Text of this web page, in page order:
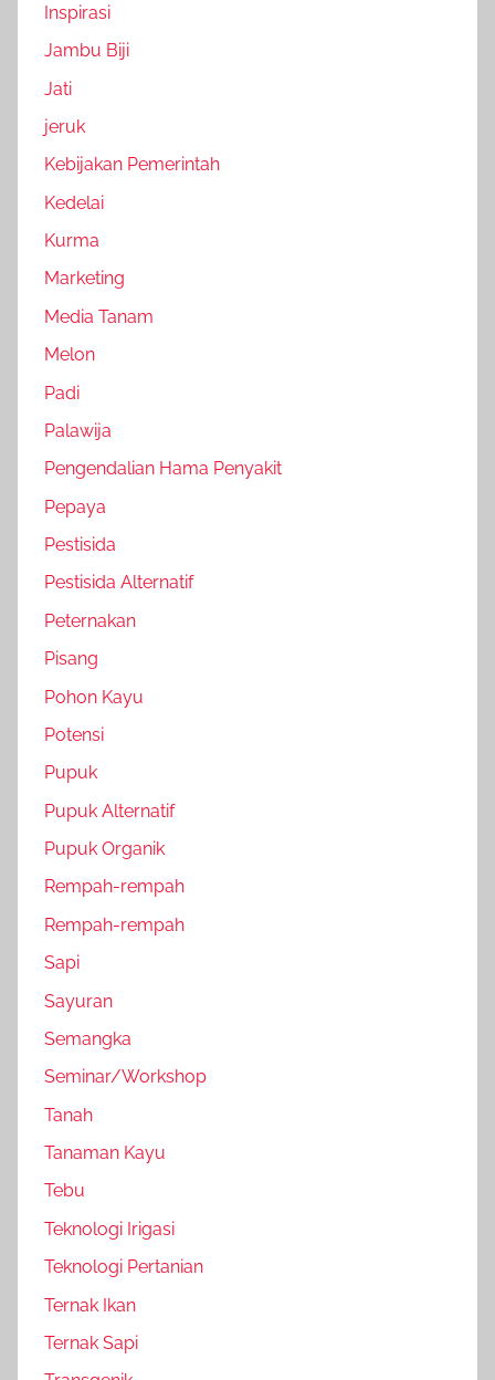
Inspirasi
Jambu Biji
Jati
jeruk
Kebijakan Pemerintah
Kedelai
Kurma
Marketing
Media Tanam
Melon
Padi
Palawija
Pengendalian Hama Penyakit
Pepaya
Pestisida
Pestisida Alternatif
Peternakan
Pisang
Pohon Kayu
Potensi
Pupuk
Pupuk Alternatif
Pupuk Organik
Rempah-rempah
Rempah-rempah
Sapi
Sayuran
Semangka
Seminar/Workshop
Tanah
Tanaman Kayu
Tebu
Teknologi Irigasi
Teknologi Pertanian
Ternak Ikan
Ternak Sapi